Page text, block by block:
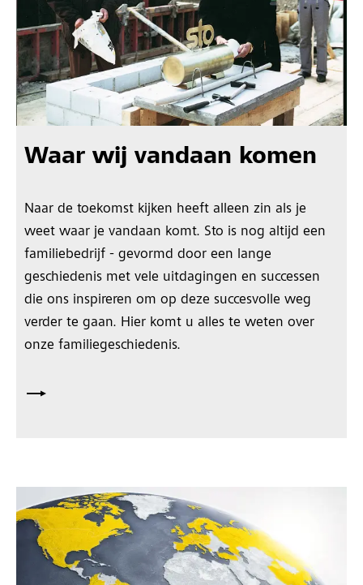
Waar wij vandaan komen
Naar de toekomst kijken heeft alleen zin als je
weet waar je vandaan komt. Sto is nog altijd een
familiebedrijf - gevormd door een lange
geschiedenis met vele uitdagingen en successen
die ons inspireren om op deze succesvolle weg
verder te gaan. Hier komt u alles te weten over
onze familiegeschiedenis.